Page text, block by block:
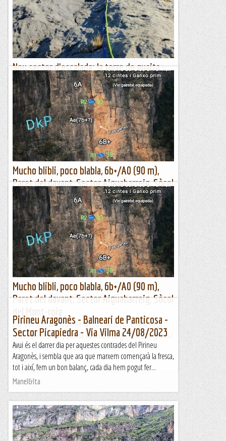
Torre dels moros. Han pentinat la paret de vies ben...
Escalada per a tontos
Nou sector d'escalada: la torre de guaita -
via patrulla canina
Primera tirada Han equipat un nou sector al Montsec, prop
del poble de Corçà, en unes parets que hi ha prop de la
Torre dels moros. Han pentinat la paret de vies ben...
Escalada per a tontos
Mucho blibli, poco blabla, 6b+/A0 (90 m),
Paret del davant, Sector Aiguabarreig, Sòcol
del Mont-roig
DkP ens obre un nou itinerari en aquest poc concorregut
sector del sòcol. Molt bona via amb 2 llargs inicials magnífics i
difícils, i un tercer més senzill però més...
Lo gall
Mucho blibli, poco blabla, 6b+/A0 (90 m),
Paret del davant, Sector Aiguabarreig, Sòcol
DkP ens obre un nou itinerari en aquest poc concorregut
sector del sòcol. Molt bona via amb 2 llargs inicials magnífics i
difícils, i un tercer més senzill però més...
Lo gall
Pirineu Aragonès - Balneari de Panticosa -
Sector Picapiedra - Via Vilma 24/08/2023
Avui és el darrer dia per aquestes contrades del Pirineu
Aragonès, i sembla que ara que marxem començarà la fresca,
tot i així, fem un bon balanç, cada dia hem pogut fer...
Manel&Ita